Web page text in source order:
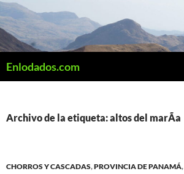
Saltar
al
contenido
Enlodados.com
Archivo de la etiqueta: altos del marÃ­a
CHORROS Y CASCADAS,PROVINCIA DE PANAMÁ,